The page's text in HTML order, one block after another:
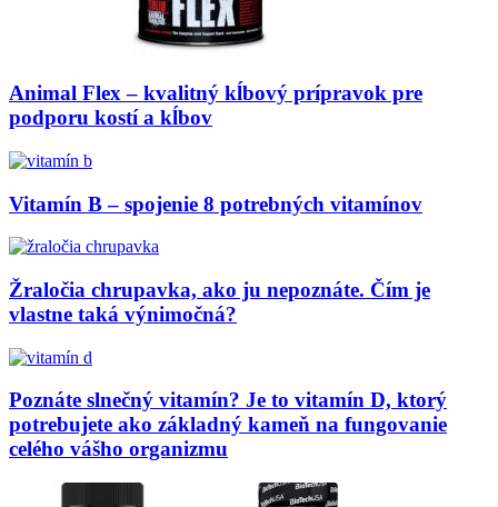
Animal Flex – kvalitný kĺbový prípravok pre
podporu kostí a kĺbov
Vitamín B – spojenie 8 potrebných vitamínov
Žraločia chrupavka, ako ju nepoznáte. Čím je
vlastne taká výnimočná?
Poznáte slnečný vitamín? Je to vitamín D, ktorý
potrebujete ako základný kameň na fungovanie
celého vášho organizmu